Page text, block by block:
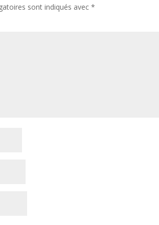
sont indiqués avec*